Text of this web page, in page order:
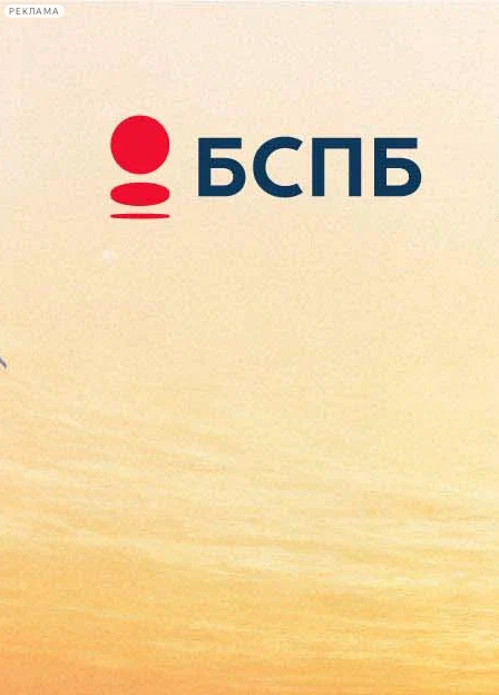
РЕКЛАМА
Сегодня:
2026.08.08
10:08
Афиша Plus